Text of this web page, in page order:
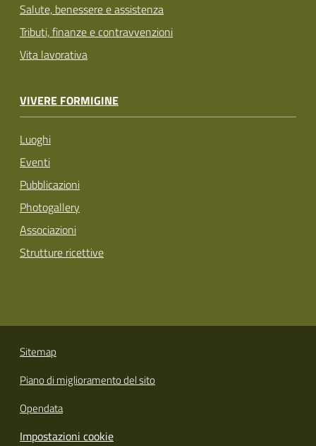
Salute, benessere e assistenza
Tributi, finanze e contravvenzioni
Vita lavorativa
VIVERE FORMIGINE
Luoghi
Eventi
Pubblicazioni
Photogallery
Associazioni
Strutture ricettive
Sitemap
Piano di miglioramento del sito
Opendata
Impostazioni cookie